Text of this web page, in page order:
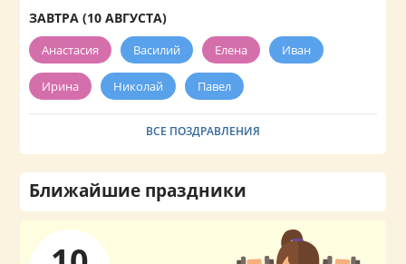
ЗАВТРА (10 АВГУСТА)
Анастасия Василий Елена Иван
Ирина Николай Павел
ВСЕ ПОЗДРАВЛЕНИЯ
Ближайшие праздники